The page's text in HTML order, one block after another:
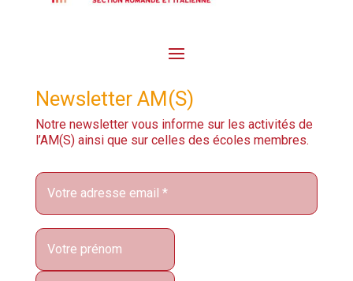
Newsletter AM(S)
Notre newsletter vous informe sur les activités de
l’AM(S) ainsi que sur celles des écoles membres.